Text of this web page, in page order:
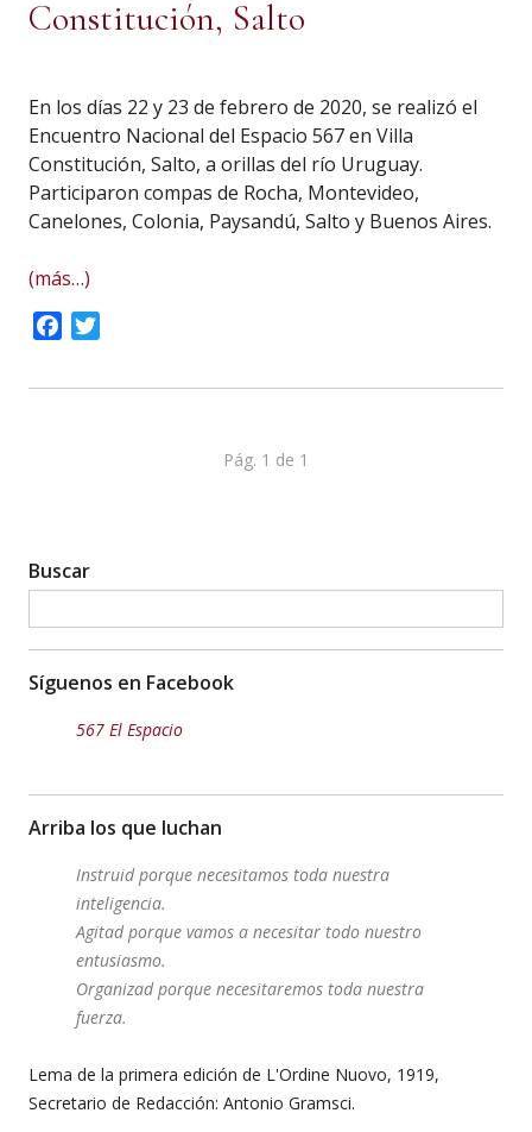
Constitución, Salto
En los días 22 y 23 de febrero de 2020, se realizó el
Encuentro Nacional del Espacio 567 en Villa
Constitución, Salto, a orillas del río Uruguay.
Participaron compas de Rocha, Montevideo,
Canelones, Colonia, Paysandú, Salto y Buenos Aires.
(más…)
Facebook
Pág. 1 de 1
Buscar
Síguenos en Facebook
567 El Espacio
Arriba los que luchan
Instruid porque necesitamos toda nuestra
inteligencia.
Agitad porque vamos a necesitar todo nuestro
entusiasmo.
Organizad porque necesitaremos toda nuestra
fuerza.
Lema de la primera edición de L'Ordine Nuovo, 1919,
Secretario de Redacción: Antonio Gramsci.